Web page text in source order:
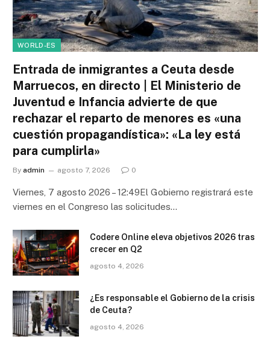
WORLD-ES
Entrada de inmigrantes a Ceuta desde
Marruecos, en directo | El Ministerio de
Juventud e Infancia advierte de que
rechazar el reparto de menores es «una
cuestión propagandística»: «La ley está
para cumplirla»
By admin agosto 7, 2026 0
Viernes, 7 agosto 2026 – 12:49El Gobierno registrará este
viernes en el Congreso las solicitudes…
Codere Online eleva objetivos 2026 tras
crecer en Q2
agosto 4, 2026
¿Es responsable el Gobierno de la crisis
de Ceuta?
agosto 4, 2026